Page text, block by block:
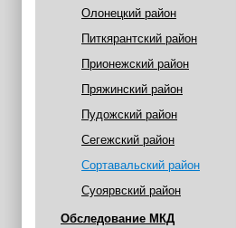
Олонецкий район
Питкярантский район
Прионежский район
Пряжинский район
Пудожский район
Сегежский район
Сортавальский район
Суоярвский район
Обследование МКД